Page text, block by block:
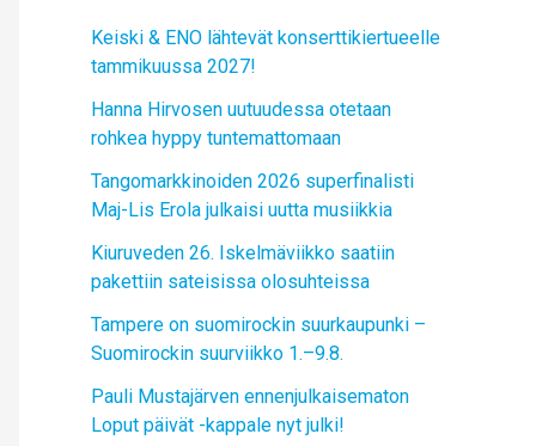
Keiski & ENO lähtevät konserttikiertueelle
tammikuussa 2027!
Hanna Hirvosen uutuudessa otetaan
rohkea hyppy tuntemattomaan
Tangomarkkinoiden 2026 superfinalisti
Maj-Lis Erola julkaisi uutta musiikkia
Kiuruveden 26. Iskelmäviikko saatiin
pakettiin sateisissa olosuhteissa
Tampere on suomirockin suurkaupunki –
Suomirockin suurviikko 1.–9.8.
Pauli Mustajärven ennenjulkaisematon
Loput päivät -kappale nyt julki!